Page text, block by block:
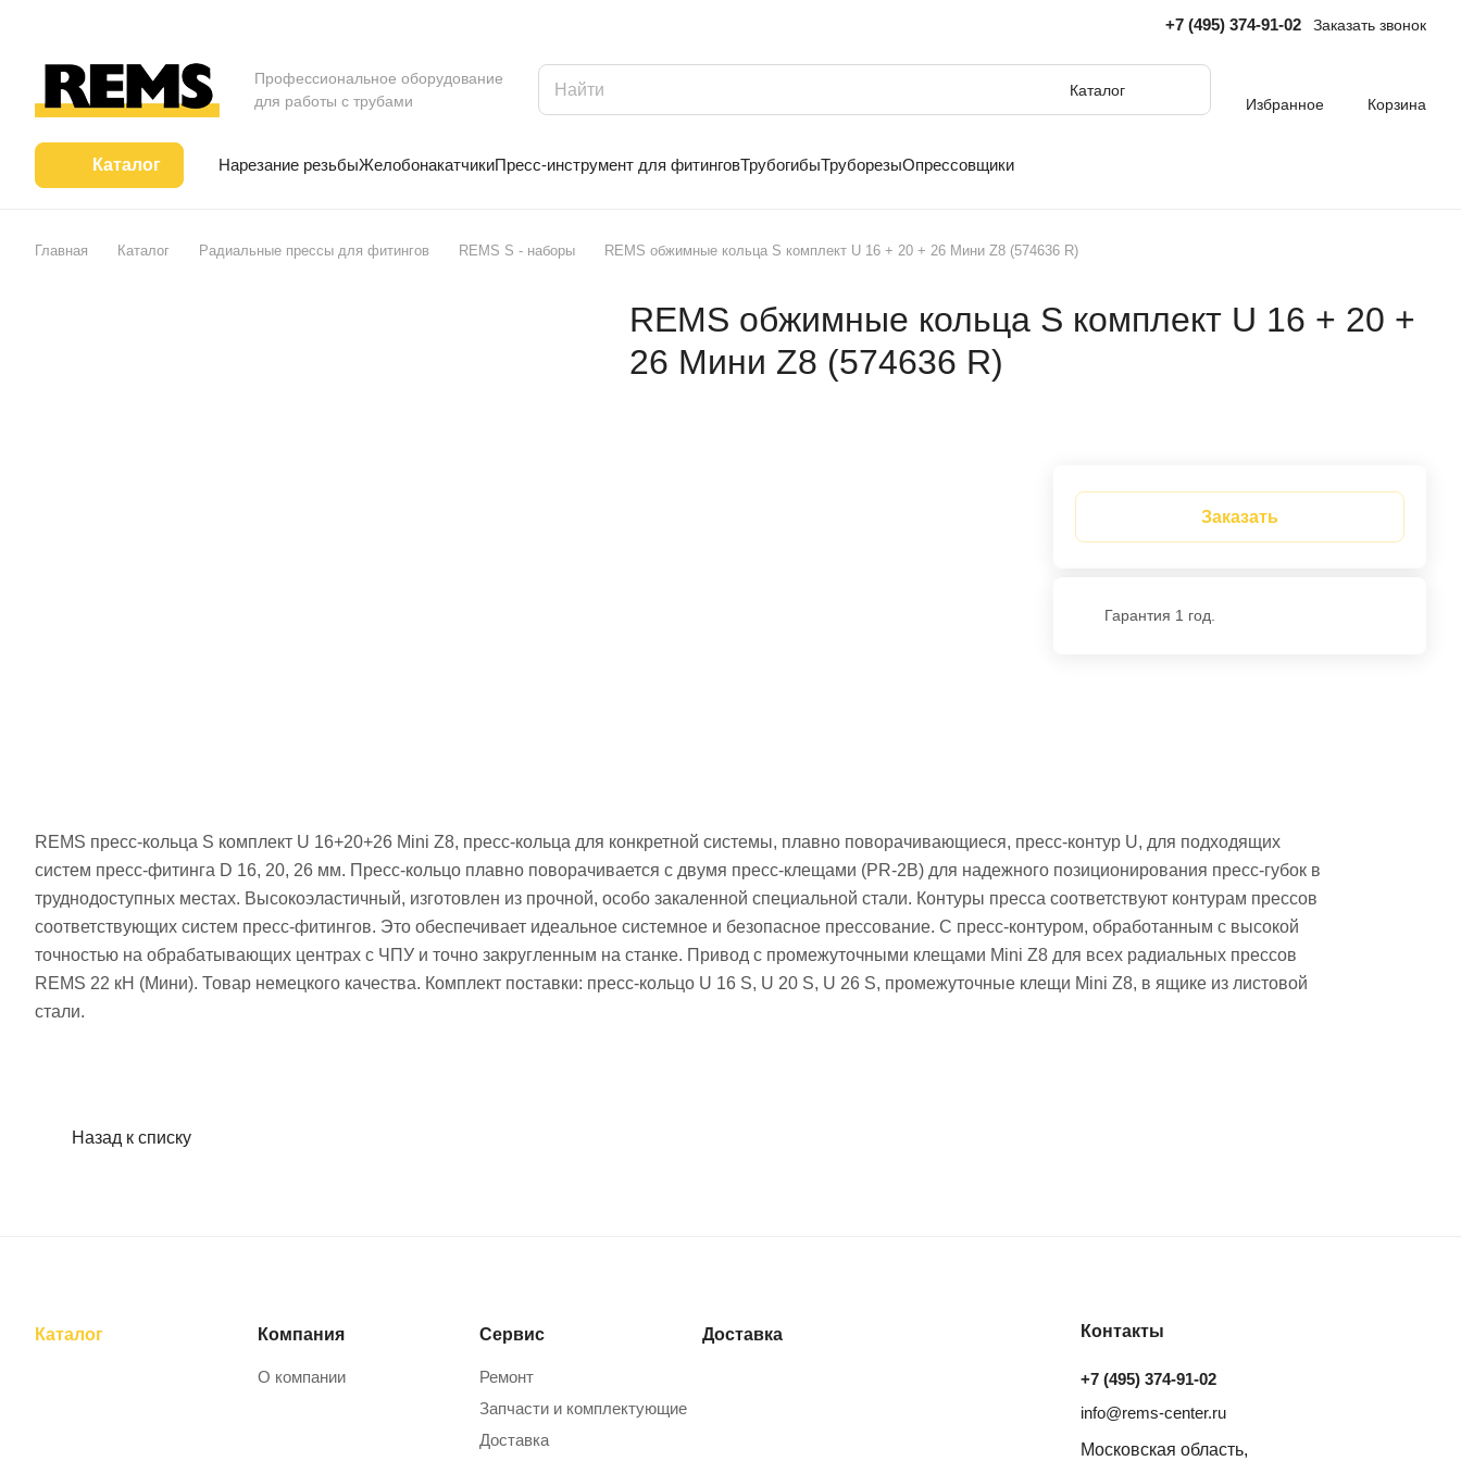
+7 (495) 374-91-02 Заказать звонок
Профессиональное оборудование
для работы с трубами
Каталог
Избранное
Корзина
Каталог Нарезание резьбыЖелобонакатчикиПресс-инструмент для фитинговТрубогибыТруборезыОпрессовщики
Главная Каталог Радиальные прессы для фитингов REMS S - наборы REMS обжимные кольца S комплект U 16 + 20 + 26 Мини Z8 (574636 R)
REMS обжимные кольца S комплект U 16 + 20 +
26 Мини Z8 (574636 R)
Заказать
Гарантия 1 год.
REMS пресс-кольца S комплект U 16+20+26 Mini Z8, пресс-кольца для конкретной системы, плавно поворачивающиеся, пресс-контур U, для подходящих
систем пресс-фитинга D 16, 20, 26 мм. Пресс-кольцо плавно поворачивается с двумя пресс-клещами (PR-2B) для надежного позиционирования пресс-губок в
труднодоступных местах. Высокоэластичный, изготовлен из прочной, особо закаленной специальной стали. Контуры пресса соответствуют контурам прессов
соответствующих систем пресс-фитингов. Это обеспечивает идеальное системное и безопасное прессование. С пресс-контуром, обработанным с высокой
точностью на обрабатывающих центрах с ЧПУ и точно закругленным на станке. Привод с промежуточными клещами Mini Z8 для всех радиальных прессов
REMS 22 кН (Мини). Товар немецкого качества. Комплект поставки: пресс-кольцо U 16 S, U 20 S, U 26 S, промежуточные клещи Mini Z8, в ящике из листовой
стали.
Назад к списку
Каталог Компания
О компании
Сервис
Ремонт
Запчасти и комплектующие
Доставка
Доставка Контакты
+7 (495) 374-91-02
info@rems-center.ru
Московская область,